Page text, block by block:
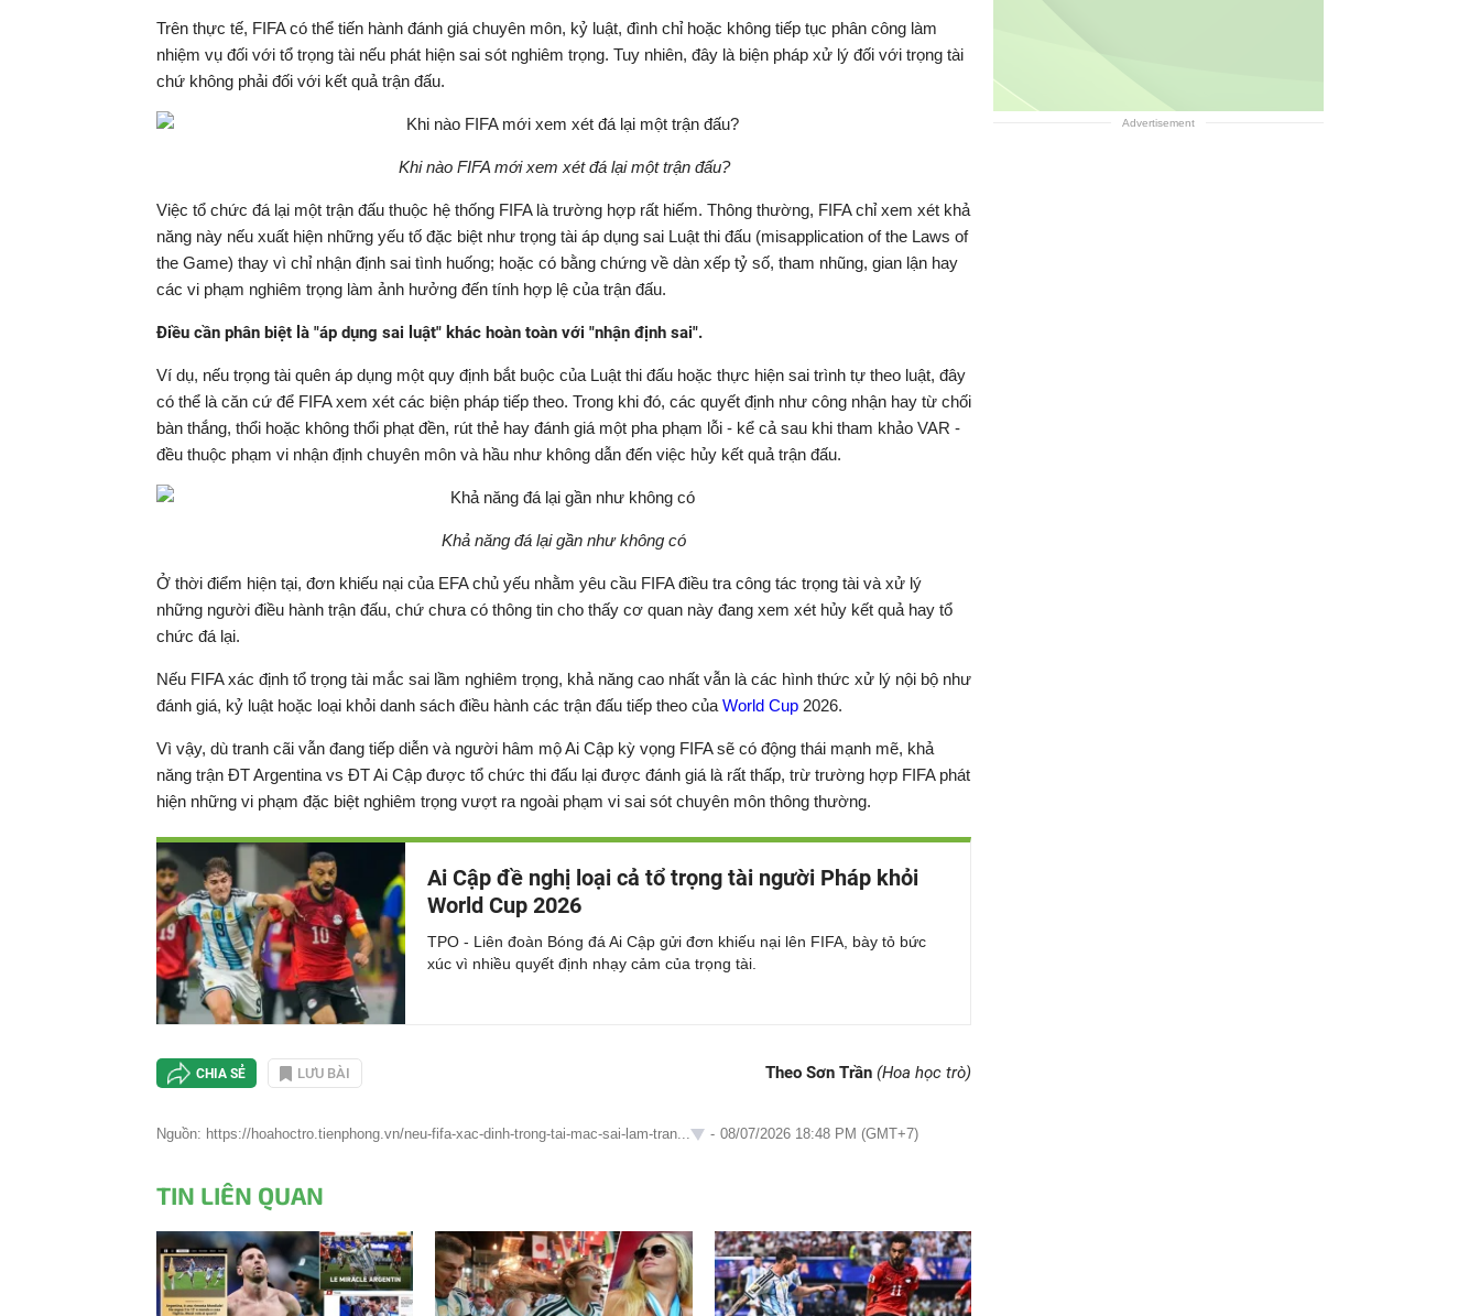
Trên thực tế, FIFA có thể tiến hành đánh giá chuyên môn, kỷ luật, đình chỉ hoặc không tiếp tục phân công làm
nhiệm vụ đối với tổ trọng tài nếu phát hiện sai sót nghiêm trọng. Tuy nhiên, đây là biện pháp xử lý đối với trọng tài
chứ không phải đối với kết quả trận đấu.
Khi nào FIFA mới xem xét đá lại một trận đấu?
Việc tổ chức đá lại một trận đấu thuộc hệ thống FIFA là trường hợp rất hiếm. Thông thường, FIFA chỉ xem xét khả
năng này nếu xuất hiện những yếu tố đặc biệt như trọng tài áp dụng sai Luật thi đấu (misapplication of the Laws of
the Game) thay vì chỉ nhận định sai tình huống; hoặc có bằng chứng về dàn xếp tỷ số, tham nhũng, gian lận hay
các vi phạm nghiêm trọng làm ảnh hưởng đến tính hợp lệ của trận đấu.
Điều cần phân biệt là "áp dụng sai luật" khác hoàn toàn với "nhận định sai".
Ví dụ, nếu trọng tài quên áp dụng một quy định bắt buộc của Luật thi đấu hoặc thực hiện sai trình tự theo luật, đây
có thể là căn cứ để FIFA xem xét các biện pháp tiếp theo. Trong khi đó, các quyết định như công nhận hay từ chối
bàn thắng, thổi hoặc không thổi phạt đền, rút thẻ hay đánh giá một pha phạm lỗi - kể cả sau khi tham khảo VAR -
đều thuộc phạm vi nhận định chuyên môn và hầu như không dẫn đến việc hủy kết quả trận đấu.
Khả năng đá lại gần như không có
Ở thời điểm hiện tại, đơn khiếu nại của EFA chủ yếu nhằm yêu cầu FIFA điều tra công tác trọng tài và xử lý
những người điều hành trận đấu, chứ chưa có thông tin cho thấy cơ quan này đang xem xét hủy kết quả hay tổ
chức đá lại.
Nếu FIFA xác định tổ trọng tài mắc sai lầm nghiêm trọng, khả năng cao nhất vẫn là các hình thức xử lý nội bộ như
đánh giá, kỷ luật hoặc loại khỏi danh sách điều hành các trận đấu tiếp theo của World Cup 2026.
Vì vậy, dù tranh cãi vẫn đang tiếp diễn và người hâm mộ Ai Cập kỳ vọng FIFA sẽ có động thái mạnh mẽ, khả
năng trận ĐT Argentina vs ĐT Ai Cập được tổ chức thi đấu lại được đánh giá là rất thấp, trừ trường hợp FIFA phát
hiện những vi phạm đặc biệt nghiêm trọng vượt ra ngoài phạm vi sai sót chuyên môn thông thường.
Ai Cập đề nghị loại cả tổ trọng tài người Pháp khỏi
World Cup 2026
TPO - Liên đoàn Bóng đá Ai Cập gửi đơn khiếu nại lên FIFA, bày tỏ bức
xúc vì nhiều quyết định nhạy cảm của trọng tài.
CHIA SẺ LƯU BÀI Theo Sơn Trần (Hoa học trò)
Nguồn: https://hoahoctro.tienphong.vn/neu-fifa-xac-dinh-trong-tai-mac-sai-lam-tran... - 08/07/2026 18:48 PM (GMT+7)
TIN LIÊN QUAN
Advertisement